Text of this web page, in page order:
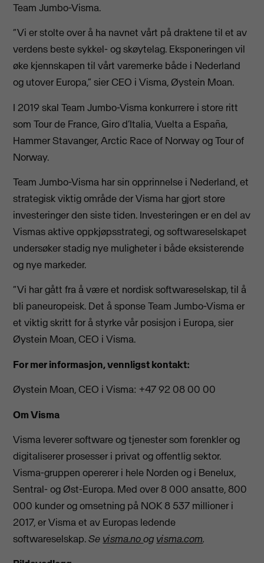
Team Jumbo-Visma.
“Vi er stolte over å ha navnet vårt på draktene til et av
verdens beste sykkel- og skøytelag. Eksponeringen vil
øke kjennskapen til vårt varemerke både i Nederland
og utover Europa,” sier CEO i Visma, Øystein Moan.
I 2019 skal Team Jumbo-Visma konkurrere i store ritt
som Tour de France, Giro d’Italia, Vuelta a España,
Hammer Stavanger, Arctic Race of Norway og Tour of
Norway.
Team Jumbo-Visma har sin opprinnelse i Nederland, et
strategisk viktig område der Visma har gjort store
investeringer den siste tiden. Investeringen er en del av
Vismas aktive oppkjøpsstrategi, og softwareselskapet
undersøker stadig nye muligheter i både eksisterende
og nye markeder.
“Vi har gått fra å være et nordisk softwareselskap, til å
bli paneuropeisk. Det å sponse Team Jumbo-Visma er
et viktig skritt for å styrke vår posisjon i Europa, sier
Øystein Moan, CEO i Visma.
For mer informasjon, vennligst kontakt:
Øystein Moan, CEO i Visma: +47 92 08 00 00
Om Visma
Visma leverer software og tjenester som forenkler og
digitaliserer prosesser i privat og offentlig sektor.
Visma-gruppen opererer i hele Norden og i Benelux,
Sentral- og Øst-Europa. Med over 8 000 ansatte, 800
000 kunder og omsetning på NOK 8 537 millioner i
2017, er Visma et av Europas ledende
softwareselskap.Se visma.noog visma.com.